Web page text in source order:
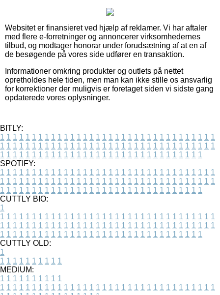
Websitet er finansieret ved hjælp af reklamer. Vi har aftaler
med flere e-forretninger og annoncerer virksomhedernes
tilbud, og modtager honorar under forudsætning af at en af
de besøgende på vores side udfører en transaktion.
Informationer omkring produkter og outlets på nettet
opretholdes hele tiden, men man kan ikke stille os ansvarlig
for korrektioner der muligvis er foretaget siden vi sidste gang
opdaterede vores oplysninger.
BITLY:
1 1 1 1 1 1 1 1 1 1 1 1 1 1 1 1 1 1 1 1 1 1 1 1 1 1 1 1 1 1 1 1 1 1
1 1 1 1 1 1 1 1 1 1 1 1 1 1 1 1 1 1 1 1 1 1 1 1 1 1 1 1 1 1 1 1 1 1
1 1 1 1 1 1 1 1 1 1 1 1 1 1 1 1 1 1 1 1 1 1 1 1 1 1 1 1 1 1 1 1
SPOTIFY:
1 1 1 1 1 1 1 1 1 1 1 1 1 1 1 1 1 1 1 1 1 1 1 1 1 1 1 1 1 1 1 1 1 1
1 1 1 1 1 1 1 1 1 1 1 1 1 1 1 1 1 1 1 1 1 1 1 1 1 1 1 1 1 1 1 1 1 1
1 1 1 1 1 1 1 1 1 1 1 1 1 1 1 1 1 1 1 1 1 1 1 1 1 1 1 1 1 1 1 1
CUTTLY BIO:
1
1 1 1 1 1 1 1 1 1 1 1 1 1 1 1 1 1 1 1 1 1 1 1 1 1 1 1 1 1 1 1 1 1 1
1 1 1 1 1 1 1 1 1 1 1 1 1 1 1 1 1 1 1 1 1 1 1 1 1 1 1 1 1 1 1 1 1 1
1 1 1 1 1 1 1 1 1 1 1 1 1 1 1 1 1 1 1 1 1 1 1 1 1 1 1 1 1 1 1 1
CUTTLY OLD:
1
1 1 1 1 1 1 1 1 1 1
MEDIUM:
1 1 1 1 1 1 1 1 1 1
1 1 1 1 1 1 1 1 1 1 1 1 1 1 1 1 1 1 1 1 1 1 1 1 1 1 1 1 1 1 1 1 1 1